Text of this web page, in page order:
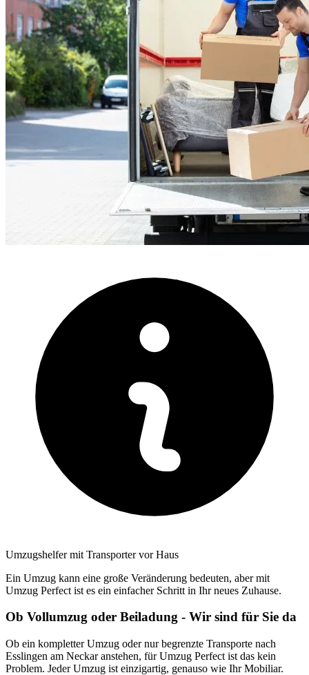
Umzugshelfer mit Transporter vor Haus
Ein Umzug kann eine große Veränderung bedeuten, aber mit
Umzug Perfect ist es ein einfacher Schritt in Ihr neues Zuhause.
Ob Vollumzug oder Beiladung - Wir sind für Sie da
Ob ein kompletter Umzug oder nur begrenzte Transporte nach
Esslingen am Neckar anstehen, für Umzug Perfect ist das kein
Problem. Jeder Umzug ist einzigartig, genauso wie Ihr Mobiliar.